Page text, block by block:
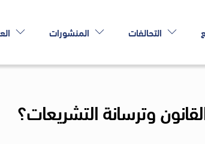
التحالفات المنشورات
وترسانة التشريعات؟